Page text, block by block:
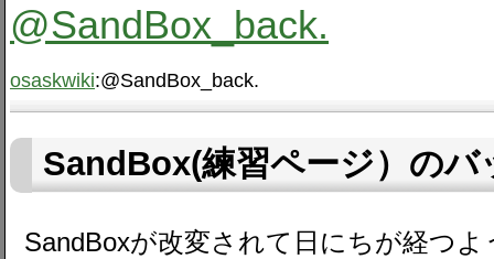
@SandBox_back.
osaskwiki:@SandBox_back.
SandBox(練習ページ）の
SandBoxが改変されて日にちが経つ